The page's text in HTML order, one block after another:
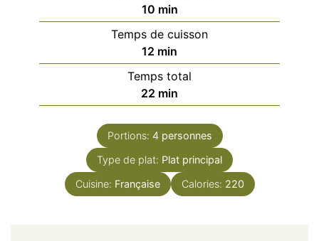
10minutes
min
Temps de cuisson
12 minutes
min
Temps total
22 minutes
min
Portions: 4 personnes
Type de plat: Plat principal
Cuisine: Française Calories: 220